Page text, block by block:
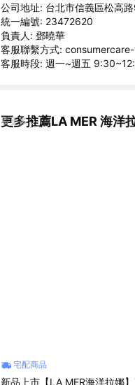
公司地址: 台北市信義區松高
統一編號: 23472620
負責人: 鄧曉華
客服聯繫方式:
客服時段: 週一~週五
更多推薦LA MER 海洋
看更多
宅配商品
新品上市【LA MER海洋拉娜